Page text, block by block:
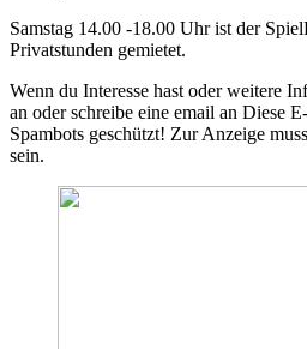
Samstag 14.00 -18.00 Uhr ist der
Privatstunden gemietet.
Wenn du Interesse hast oder weitere
an oder schreibe eine email an Diese
Spambots geschützt! Zur Anzeige
sein.